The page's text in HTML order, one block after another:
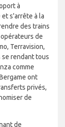
à
s'arrête à la
des trains
de
Terravision,
rendant tous
comme
ont
privés,
de
de